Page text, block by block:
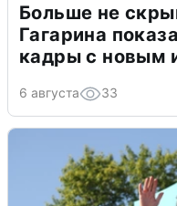
Больше не
Гагарина
кадры с новым
6 августа 33